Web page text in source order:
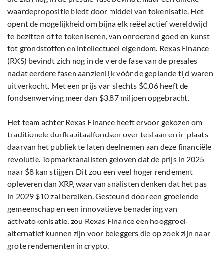
waardepropositie biedt door middel van tokenisatie. Het
opent de mogelijkheid om bijna elk reëel actief wereldwijd
te bezitten of te tokeniseren, van onroerend goed en kunst
tot grondstoffen en intellectueel eigendom. Rexas Finance
(RXS) bevindt zich nog in de vierde fase van de presales
nadat eerdere fasen aanzienlijk vóór de geplande tijd waren
uitverkocht. Met een prijs van slechts $0,06 heeft de
fondsenwerving meer dan $3,87 miljoen opgebracht.
Het team achter Rexas Finance heeft ervoor gekozen om
traditionele durfkapitaalfondsen over te slaan en in plaats
daarvan het publiek te laten deelnemen aan deze financiële
revolutie. Topmarktanalisten geloven dat de prijs in 2025
naar $8 kan stijgen. Dit zou een veel hoger rendement
opleveren dan XRP, waarvan analisten denken dat het pas
in 2029 $10 zal bereiken. Gesteund door een groeiende
gemeenschap en een innovatieve benadering van
activatokenisatie, zou Rexas Finance een hooggroei-
alternatief kunnen zijn voor beleggers die op zoek zijn naar
grote rendementen in crypto.